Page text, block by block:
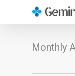
Monthly